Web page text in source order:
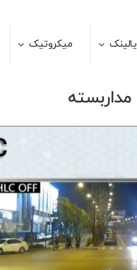
یالینک میکروتیک